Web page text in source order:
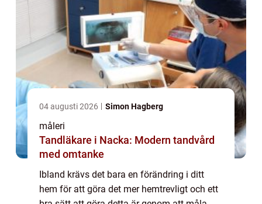
04 augusti 2026 Simon Hagberg
måleri
Tandläkare i Nacka: Modern tandvård
med omtanke
Ibland krävs det bara en förändring i ditt
hem för att göra det mer hemtrevligt och ett